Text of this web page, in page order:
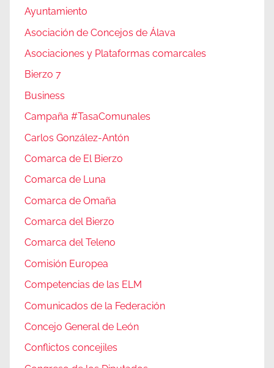
Ayuntamiento
Asociación de Concejos de Álava
Asociaciones y Plataformas comarcales
Bierzo 7
Business
Campaña #TasaComunales
Carlos González-Antón
Comarca de El Bierzo
Comarca de Luna
Comarca de Omaña
Comarca del Bierzo
Comarca del Teleno
Comisión Europea
Competencias de las ELM
Comunicados de la Federación
Concejo General de León
Conflictos concejiles